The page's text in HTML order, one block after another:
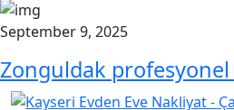
September 9, 2025
Zonguldak